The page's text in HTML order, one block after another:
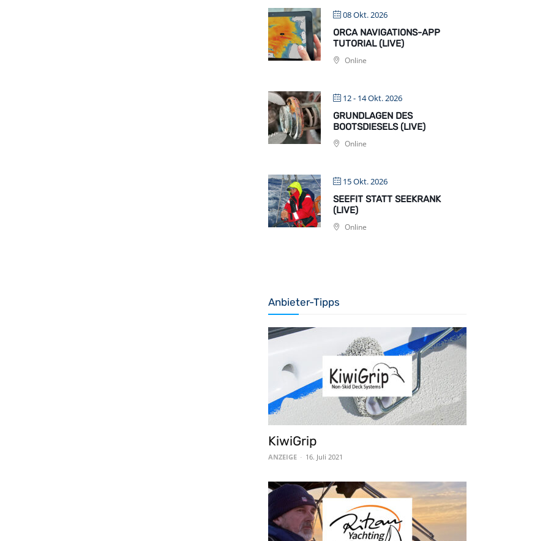
08 Okt. 2026
ORCA NAVIGATIONS-APP
TUTORIAL (LIVE)
Online
12 - 14 Okt. 2026
GRUNDLAGEN DES
BOOTSDIESELS (LIVE)
Online
15 Okt. 2026
SEEFIT STATT SEEKRANK
(LIVE)
Online
Anbieter-Tipps
KiwiGrip
ANZEIGE - 16. Juli 2021